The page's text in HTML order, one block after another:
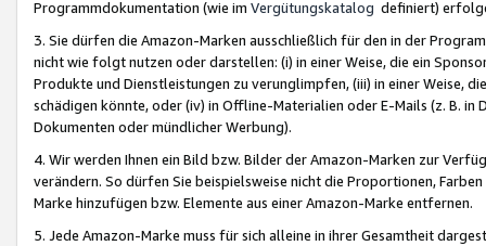
Programmdokumentation (wie im Vergütungskatalog definiert)
3. Sie dürfen die Amazon-Marken ausschließlich für den in der
nicht wie folgt nutzen oder darstellen: (i) in einer Weise, die ein
Produkte und Dienstleistungen zu verunglimpfen, (iii) in einer Weise,
schädigen könnte, oder (iv) in Offline-Materialien oder E-Mails (z. B. in
Dokumenten oder mündlicher Werbung).
4. Wir werden Ihnen ein Bild bzw. Bilder der Amazon-Marken zur
verändern. So dürfen Sie beispielsweise nicht die Proportionen,
Marke hinzufügen bzw. Elemente aus einer Amazon-Marke entfernen.
5. Jede Amazon-Marke muss für sich alleine in ihrer Gesamtheit